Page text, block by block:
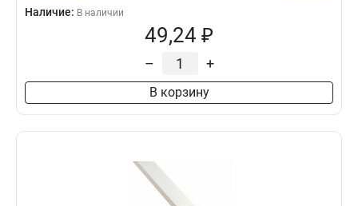
Наличие: В наличии
49,24 ₽
– +
В корзину